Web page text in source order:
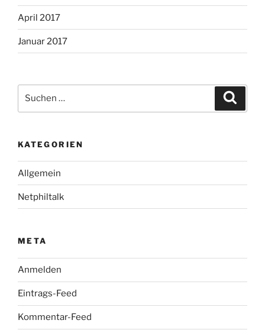
April 2017
Januar 2017
nach:
KATEGORIEN
Allgemein
Netphiltalk
META
Anmelden
Eintrags-Feed
Kommentar-Feed